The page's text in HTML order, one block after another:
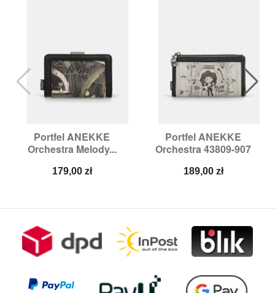
Portfel ANEKKE
Orchestra Melody...
Cena
179,00 zł
Portfel ANEKKE
Orchestra 43809-907
Cena
189,00 zł